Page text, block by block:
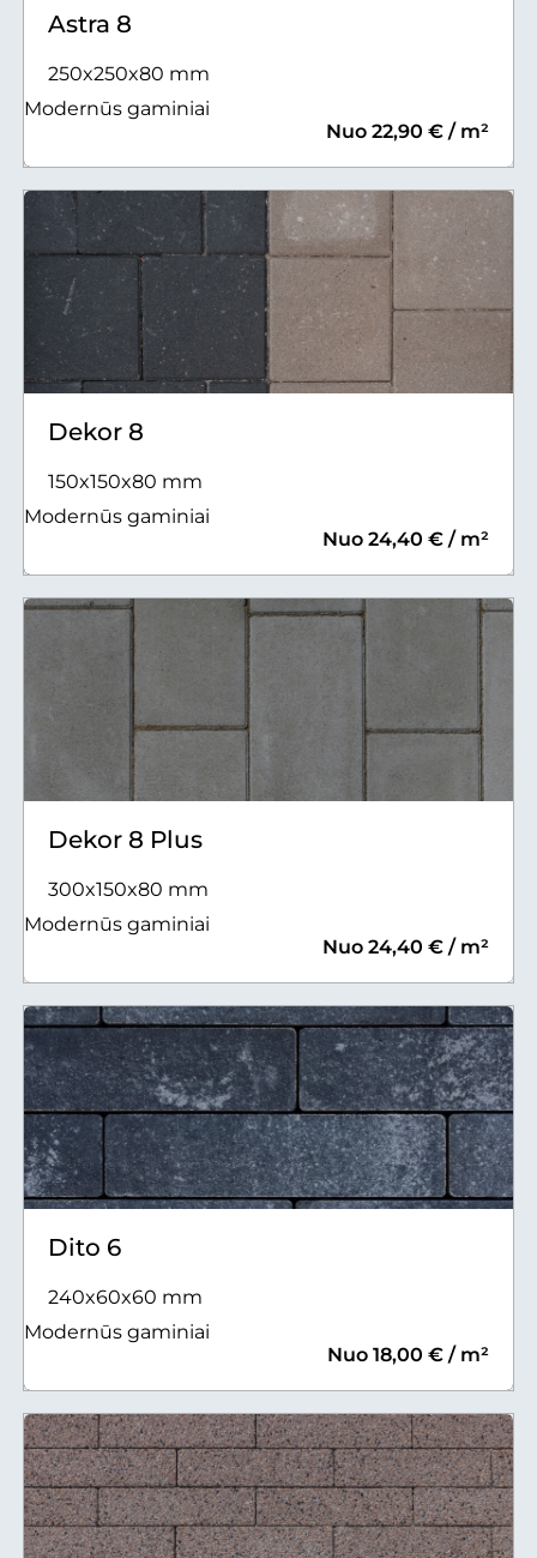
Astra 8
250x250x80 mm
Modernūs gaminiai
Nuo 22,90 € / m²
Dekor 8
150x150x80 mm
Modernūs gaminiai
Nuo 24,40 € / m²
Dekor 8 Plus
300x150x80 mm
Modernūs gaminiai
Nuo 24,40 € / m²
Dito 6
240x60x60 mm
Modernūs gaminiai
Nuo 18,00 € / m²